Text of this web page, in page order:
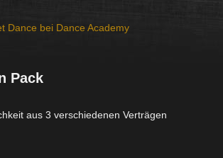
Dance bei Dance Academy
Pack
aus 3 verschiedenen Verträgen